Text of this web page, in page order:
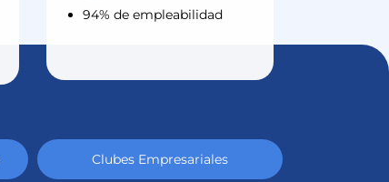
94% de empleabilidad
Clubes Empresariales